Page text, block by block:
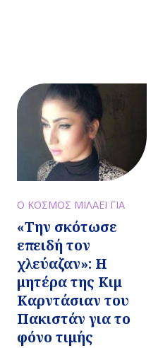
Ο ΚΟΣΜΟΣ ΜΙΛΑΕΙ ΓΙΑ
«Την σκότωσε
επειδή τον
χλεύαζαν»: Η
μητέρα της Κιμ
Καρντάσιαν του
Πακιστάν για το
φόνο τιμής